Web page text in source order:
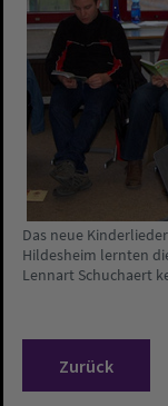
Das neue
Hildesheim lernten
Lennart Schuchaert
Zurück